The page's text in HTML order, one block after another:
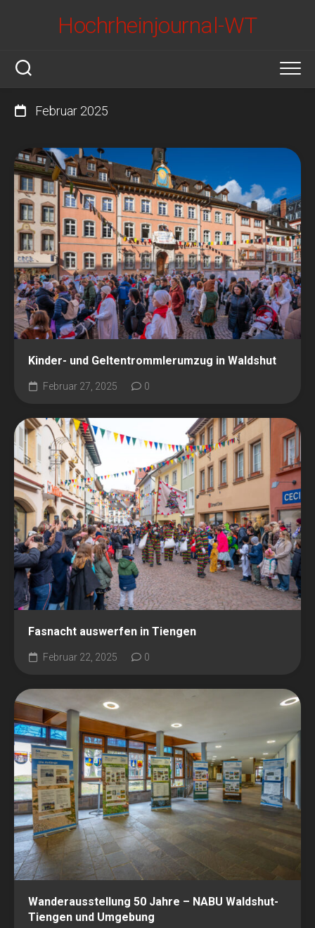
Hochrheinjournal-WT
Februar 2025
Kinder- und Geltentrommlerumzug in Waldshut
Februar 27, 2025 0
Fasnacht auswerfen in Tiengen
Februar 22, 2025 0
Wanderausstellung 50 Jahre – NABU Waldshut-
Tiengen und Umgebung